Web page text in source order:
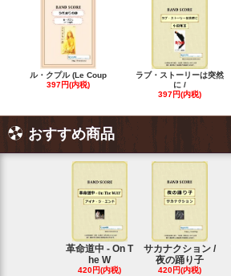
ル・クプル (Le Coup
397円(内税)
ラブ・ストーリーは突然
に /
397円(内税)
おすすめ商品
革命道中 - On T
he W
420円(内税)
サカナクション /
夜の踊り子
420円(内税)